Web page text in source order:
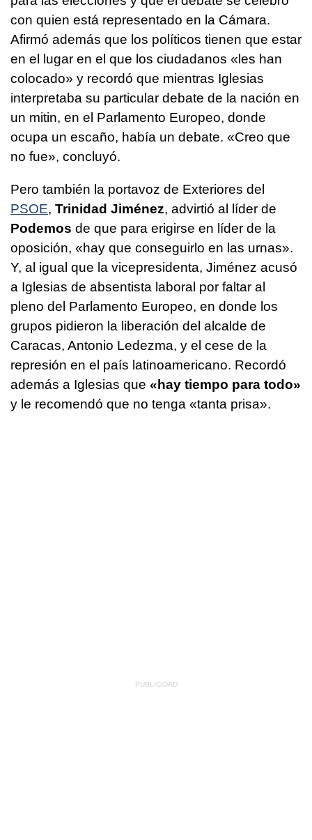
con quien está representado en la Cámara.
Afirmó además que los políticos tienen que estar
en el lugar en el que los ciudadanos «les han
colocado» y recordó que mientras Iglesias
interpretaba su particular debate de la nación en
un mitin, en el Parlamento Europeo, donde
ocupa un escaño, había un debate. «Creo que
no fue», concluyó.
Pero también la portavoz de Exteriores del
PSOE, Trinidad Jiménez, advirtió al líder de
Podemos de que para erigirse en líder de la
oposición, «hay que conseguirlo en las urnas».
Y, al igual que la vicepresidenta, Jiménez acusó
a Iglesias de absentista laboral por faltar al
pleno del Parlamento Europeo, en donde los
grupos pidieron la liberación del alcalde de
Caracas, Antonio Ledezma, y el cese de la
represión en el país latinoamericano. Recordó
además a Iglesias que «hay tiempo para todo»
y le recomendó que no tenga «tanta prisa».